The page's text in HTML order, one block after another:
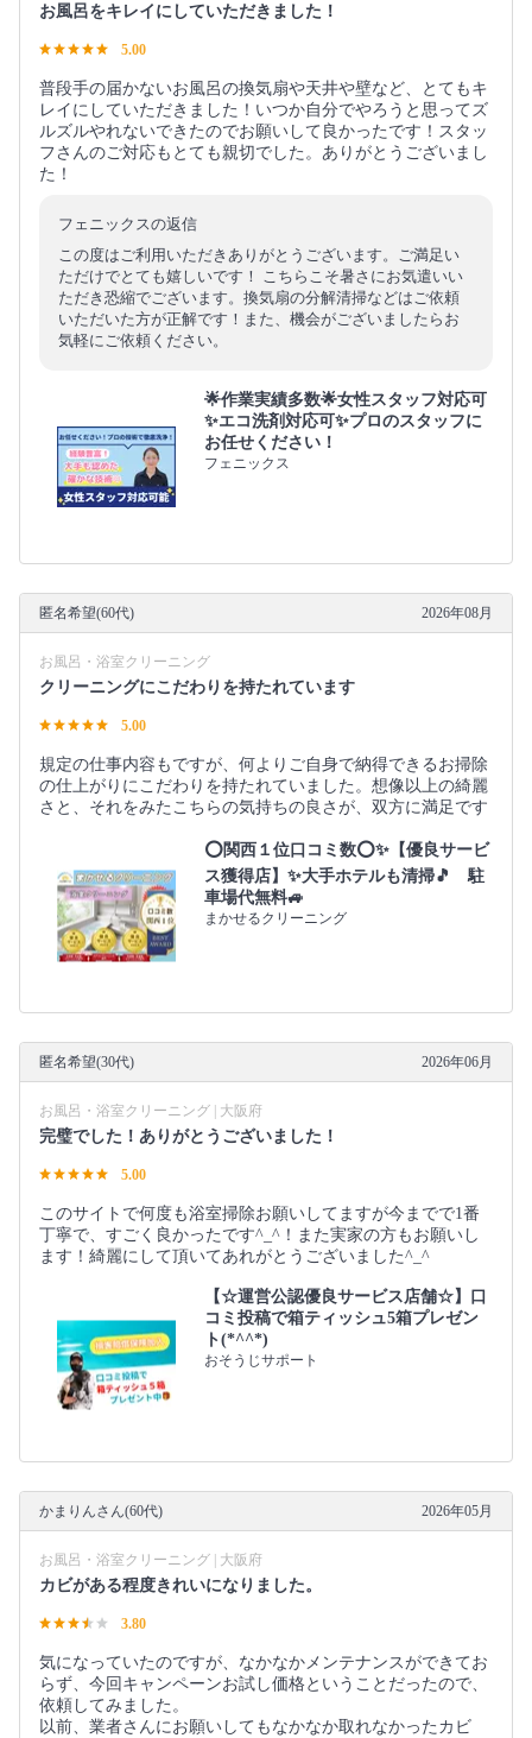
お風呂をキレイにしていただきました！
5.00
普段手の届かないお風呂の換気扇や天井や壁など、とてもキ
レイにしていただきました！いつか自分でやろうと思ってズ
ルズルやれないできたのでお願いして良かったです！スタッ
フさんのご対応もとても親切でした。ありがとうございまし
た！
フェニックスの返信
この度はご利用いただきありがとうございます。ご満足い
ただけでとても嬉しいです！ こちらこそ暑さにお気遣いい
ただき恐縮でございます。換気扇の分解清掃などはご依頼
いただいた方が正解です！また、機会がございましたらお
気軽にご依頼ください。
🌟作業実績多数🌟女性スタッフ対応可
✨エコ洗剤対応可✨プロのスタッフに
お任せください！
フェニックス
匿名希望(60代) 2026年08月
お風呂・浴室クリーニング
クリーニングにこだわりを持たれています
5.00
規定の仕事内容もですが、何よりご自身で納得できるお掃除
の仕上がりにこだわりを持たれていました。想像以上の綺麗
さと、それをみたこちらの気持ちの良さが、双方に満足です
⭕関西１位口コミ数⭕✨【優良サービ
ス獲得店】✨大手ホテルも清掃🎵 駐
車場代無料🚙
まかせるクリーニング
匿名希望(30代) 2026年06月
お風呂・浴室クリーニング | 大阪府
完璧でした！ありがとうございました！
5.00
このサイトで何度も浴室掃除お願いしてますが今までで1番
丁寧で、すごく良かったです^_^！また実家の方もお願いし
ます！綺麗にして頂いてあれがとうございました^_^
【☆運営公認優良サービス店舗☆】口
コミ投稿で箱ティッシュ5箱プレゼン
ト(*^^*)
おそうじサポート
かまりんさん(60代) 2026年05月
お風呂・浴室クリーニング | 大阪府
カビがある程度きれいになりました。
3.80
気になっていたのですが、なかなかメンテナンスができてお
らず、今回キャンペーンお試し価格ということだったので、
依頼してみました。
以前、業者さんにお願いしてもなかなか取れなかったカビ